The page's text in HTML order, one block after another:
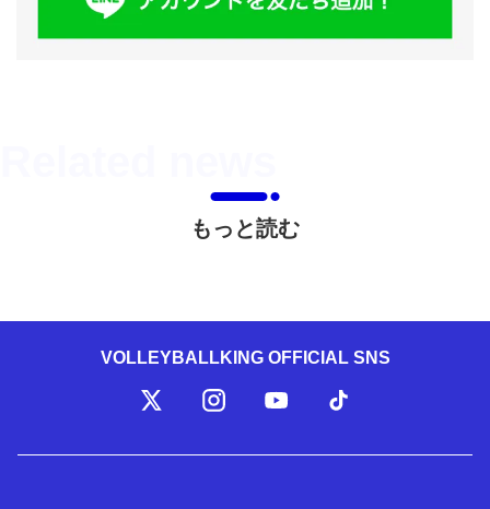
もっと読む
VOLLEYBALLKING OFFICIAL SNS